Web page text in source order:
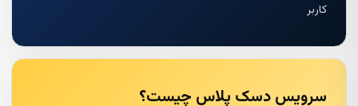
کاربر
سرویس دسک پلاس چیست؟